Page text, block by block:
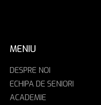
MENIU
DESPRE NOI
ECHIPA DE SENIORI
ACADEMIE